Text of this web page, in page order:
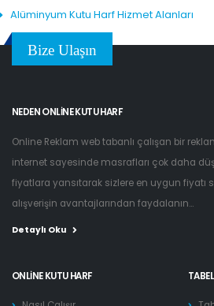
Alüminyum Kutu Harf Hizmet Alanları
Bize Ulaşın
NEDEN ONLINE KUTU HARF
Online Reklam web tabanlı çalışan bir
internet sayesinde masrafları çok daha
fiyatlara yansıtarak sizlere en uygun fiyatı
alışverişin avantajlarından faydalanın...
Detaylı Oku
ONLINE KUTU HARF